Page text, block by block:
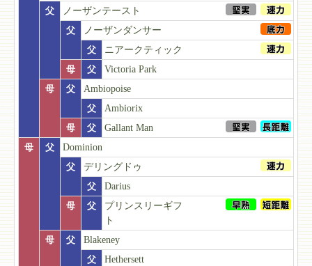
父
ノーザンテースト
父
ノーザンダンサー
父
ニアークティック
母
父
Victoria Park
母
父
Ambiopoise
父
Ambiorix
母
父
Gallant Man
母
父
Dominion
父
デリングドゥ
父
Darius
母
父
プリンスリーギフ
ト
母
父
Blakeney
父
Hethersett